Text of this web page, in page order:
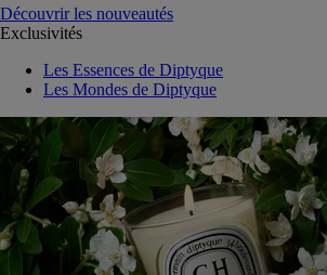
Découvrir les nouveautés
Exclusivités
Les Essences de Diptyque
Les Mondes de Diptyque